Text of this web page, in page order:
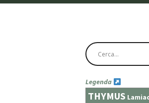
Legenda
THYMUS